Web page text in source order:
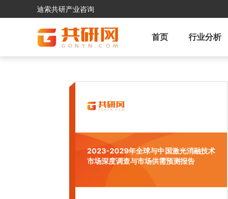
迪索共研产业咨询
首页 行业分析
2023-2029年全球与中国激光消融技术
市场深度调查与市场供需预测报告